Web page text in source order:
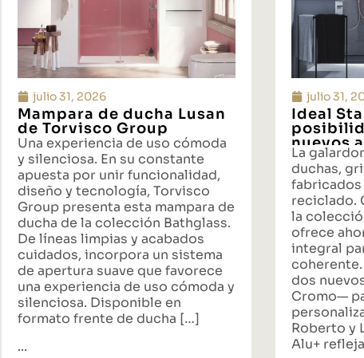
julio 31, 2026
Mampara de ducha Lusan
de Torvisco Group
Una experiencia de uso cómoda
y silenciosa. En su constante
apuesta por unir funcionalidad,
diseño y tecnología, Torvisco
Group presenta esta mampara de
ducha de la colección Bathglass.
De líneas limpias y acabados
cuidados, incorpora un sistema
de apertura suave que favorece
una experiencia de uso cómoda y
silenciosa. Disponible en
formato frente de ducha […]
...
julio 31,
Ideal
nuevos
baño
La
duchas,
fabricados
reciclado.
la
ofrece
integral
coherente.
dos
Cromo—
Roberto y
Alu+